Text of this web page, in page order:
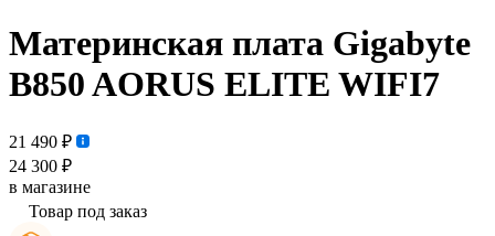
Материнская плата Gigabyte
B850 AORUS ELITE WIFI7
21 490 ₽
24 300 ₽
в магазине
Товар под заказ